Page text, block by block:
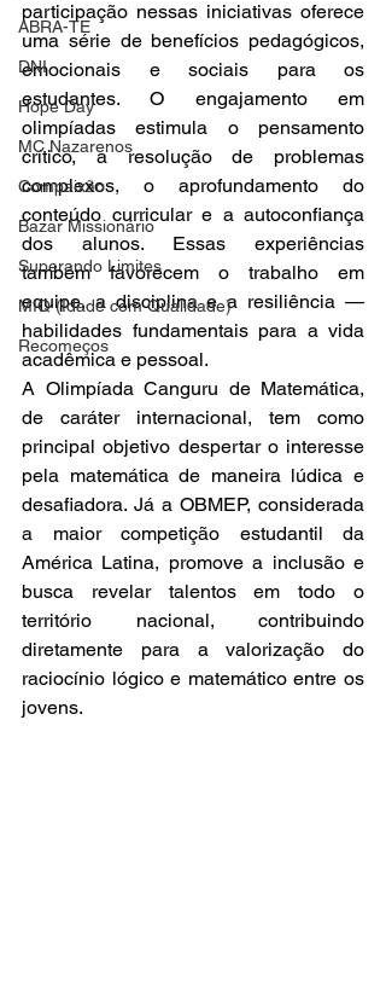
ABRA-TE
DNI
Hope Day
MC Nazarenos
Compaixão
Bazar Missionário
Superando Limites
MIQ (Idade com Qualidade)
Recomeços
participação nessas iniciativas oferece
uma série de benefícios pedagógicos,
emocionais e sociais para os
estudantes. O engajamento em
olimpíadas estimula o pensamento
crítico, a resolução de problemas
complexos, o aprofundamento do
conteúdo curricular e a autoconfiança
dos alunos. Essas experiências
também favorecem o trabalho em
equipe, a disciplina e a resiliência —
habilidades fundamentais para a vida
acadêmica e pessoal.
A Olimpíada Canguru de Matemática,
de caráter internacional, tem como
principal objetivo despertar o interesse
pela matemática de maneira lúdica e
desafiadora. Já a OBMEP, considerada
a maior competição estudantil da
América Latina, promove a inclusão e
busca revelar talentos em todo o
território nacional, contribuindo
diretamente para a valorização do
raciocínio lógico e matemático entre os
jovens.